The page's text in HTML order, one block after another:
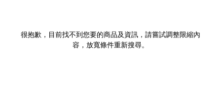
很抱歉，目前找不到您要的商品及資訊，請嘗試調整限縮內
容，放寬條件重新搜尋。